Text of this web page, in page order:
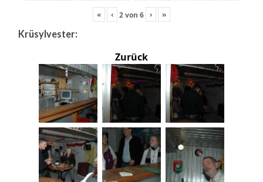
« ‹ 2von 6 › »
Krüsylvester:
Zurück